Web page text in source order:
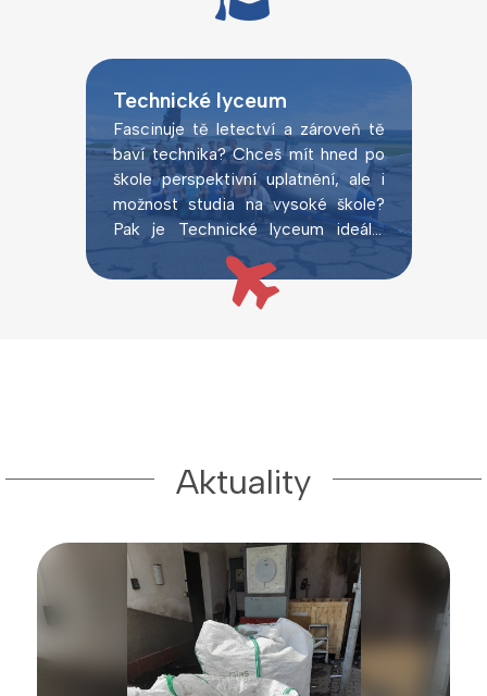
Technické lyceum
Fascinuje tě letectví a zároveň tě
baví technika? Chceš mít hned po
škole perspektivní uplatnění, ale i
možnost studia na vysoké škole?
Pak je Technické lyceum ideální
Aktuality